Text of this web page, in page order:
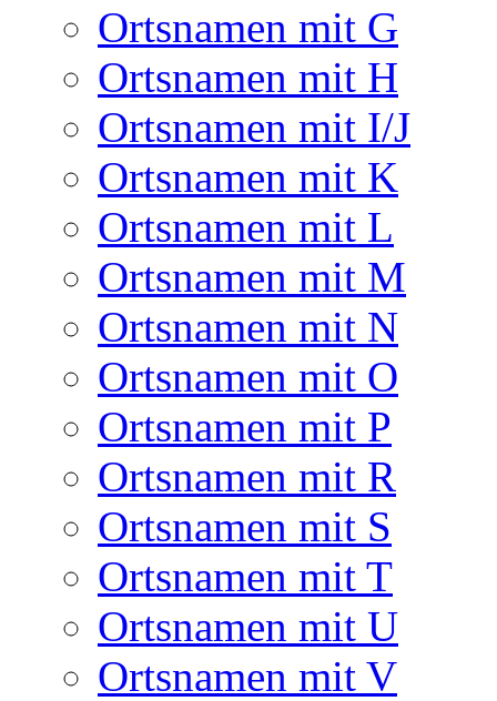
Ortsnamen mit G
Ortsnamen mit H
Ortsnamen mit I/J
Ortsnamen mit K
Ortsnamen mit L
Ortsnamen mit M
Ortsnamen mit N
Ortsnamen mit O
Ortsnamen mit P
Ortsnamen mit R
Ortsnamen mit S
Ortsnamen mit T
Ortsnamen mit U
Ortsnamen mit V